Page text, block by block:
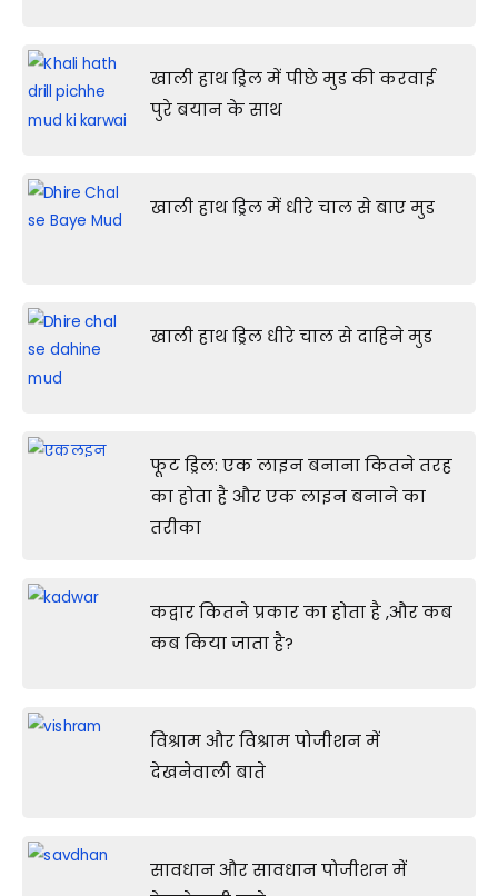
खाली हाथ ड्रिल में पीछे मुड की करवाई
पुरे बयान के साथ
खाली हाथ ड्रिल में धीरे चाल से बाए मुड
खाली हाथ ड्रिल धीरे चाल से दाहिने मुड
फूट ड्रिल: एक लाइन बनाना कितने तरह
का होता है और एक लाइन बनाने का
तरीका
कद्वार कितने प्रकार का होता है ,और कब
कब किया जाता है?
विश्राम और विश्राम पोजीशन में
देखनेवाली बाते
सावधान और सावधान पोजीशन में